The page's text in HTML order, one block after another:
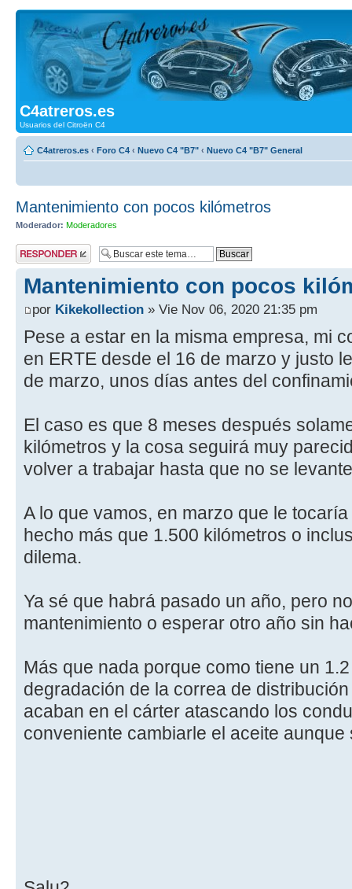
C4atreros.es
Usuarios del Citroën C4
C4atreros.es ‹ Foro C4 ‹ Nuevo C4 "B7" ‹ Nuevo C4 "B7" General
Mantenimiento con pocos kilómetros
Moderador: Moderadores
Publicar una
respuesta
Mantenimiento con pocos
por Kikekollection » Vie Nov 06, 2020 21:35 pm
Pese a estar en la misma empresa, mi
en ERTE desde el 16 de marzo y justo
de marzo, unos días antes del
El caso es que 8 meses después
kilómetros y la cosa seguirá muy
volver a trabajar hasta que no se
A lo que vamos, en marzo que le
hecho más que 1.500 kilómetros o
dilema.
Ya sé que habrá pasado un año, pero
mantenimiento o esperar otro año sin
Más que nada porque como tiene un
degradación de la correa de
acaban en el cárter atascando los
conveniente cambiarle el aceite